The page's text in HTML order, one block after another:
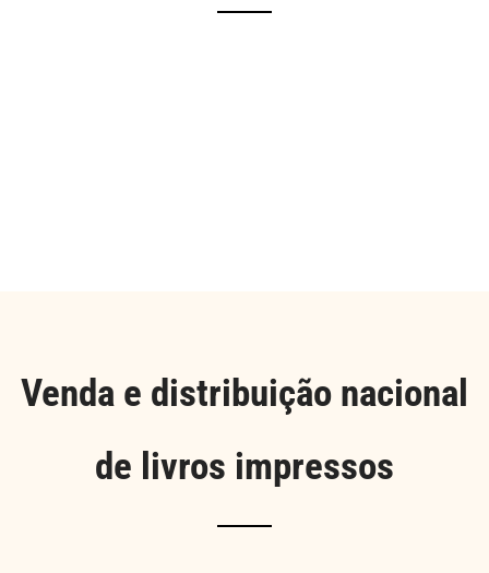
Venda e distribuição nacional
de livros impressos